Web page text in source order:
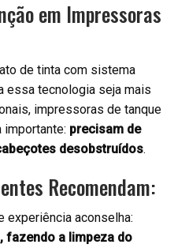
em Impressoras
de tinta com sistema
essa tecnologia seja mais
impressoras de tanque
importante: precisam de
desobstruídos.
Recomendam:
experiência aconselha:
fazendo a limpeza do